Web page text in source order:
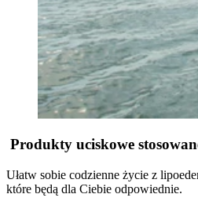
Produkty uciskowe
Ułatw sobie codzienne życie z
które będą dla Ciebie odpowiednie.